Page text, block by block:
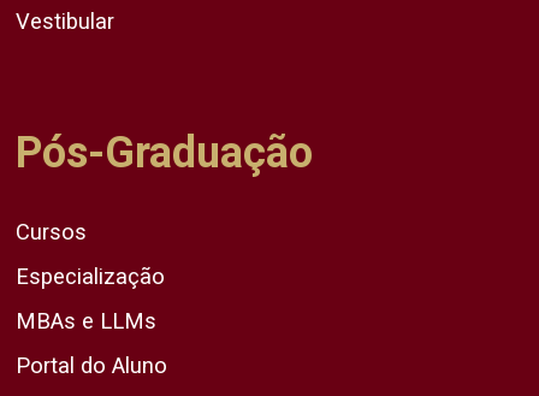
Vestibular
Pós-Graduação
Cursos
Especialização
MBAs e LLMs
Portal do Aluno